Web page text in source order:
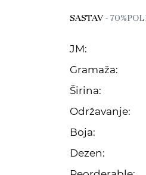
SASTAV-
JM:
Gramaža:
Širina:
Održavanje:
Boja:
Dezen: